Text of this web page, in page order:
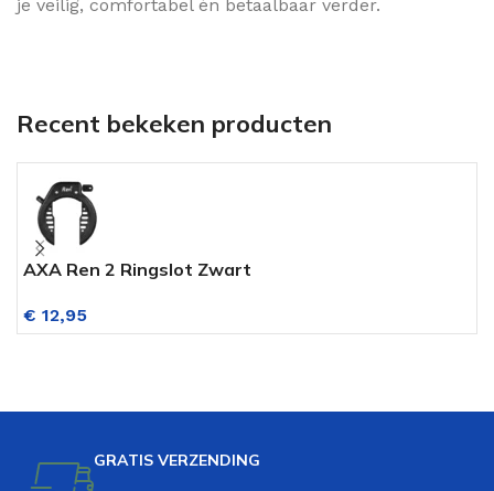
je veilig, comfortabel én betaalbaar verder.
Recent bekeken producten
AXA Ren 2 Ringslot Zwart
€ 12,95
GRATIS VERZENDING